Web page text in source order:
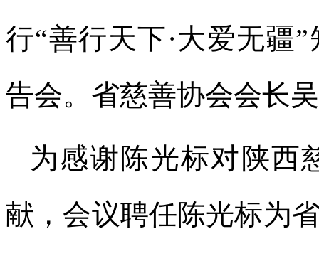
行“善行天下·大爱无疆
告会。省慈善协会会长
为感谢陈光标对陕西
献，会议聘任陈光标为